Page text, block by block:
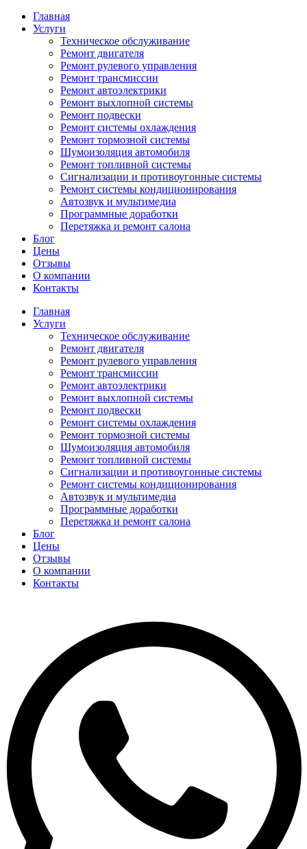
Главная
Услуги
Техническое обслуживание
Ремонт двигателя
Ремонт рулевого управления
Ремонт трансмиссии
Ремонт автоэлектрики
Ремонт выхлопной системы
Ремонт подвески
Ремонт системы охлаждения
Ремонт тормозной системы
Шумоизоляция автомобиля
Ремонт топливной системы
Сигнализации и противоугонные системы
Ремонт системы кондиционирования
Автозвук и мультимедиа
Программные доработки
Перетяжка и ремонт салона
Блог
Цены
Отзывы
О компании
Контакты
Главная
Услуги
Техническое обслуживание
Ремонт двигателя
Ремонт рулевого управления
Ремонт трансмиссии
Ремонт автоэлектрики
Ремонт выхлопной системы
Ремонт подвески
Ремонт системы охлаждения
Ремонт тормозной системы
Шумоизоляция автомобиля
Ремонт топливной системы
Сигнализации и противоугонные системы
Ремонт системы кондиционирования
Автозвук и мультимедиа
Программные доработки
Перетяжка и ремонт салона
Блог
Цены
Отзывы
О компании
Контакты